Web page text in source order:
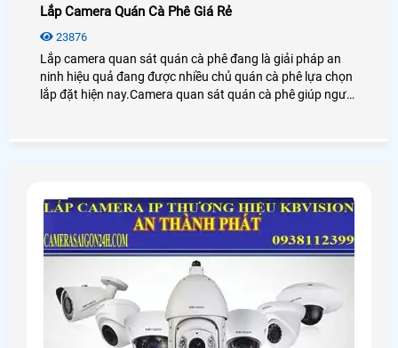
Lắp Camera Quán Cà Phê Giá Rẻ
23876
Lắp camera quan sát quán cà phê đang là giải pháp an
ninh hiệu quả đang được nhiều chủ quán cà phê lựa chọn
lắp đặt hiện nay.Camera quan sát quán cà phê giúp người